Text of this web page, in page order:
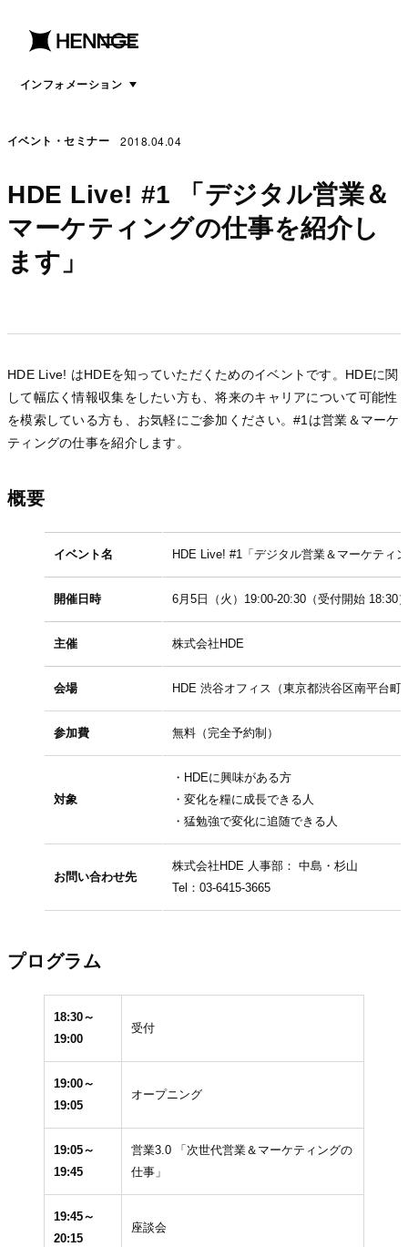
menu
open
インフォメーションmenu
イベント・セミナー 2018.04.04
HDE Live! #1 「デジタル営業＆
マーケティングの仕事を紹介し
ます」
HDE Live! はHDEを知っていただくためのイベントです。HDEに関
して幅広く情報収集をしたい方も、将来のキャリアについて可能性
を模索している方も、お気軽にご参加ください。#1は営業＆マーケ
ティングの仕事を紹介します。
概要
イベント名 HDE Live! #1「デジタル営業＆マーケティ
開催日時 6月5日（火）19:00-20:30（受付開始 18:30
主催 株式会社HDE
会場 HDE 渋谷オフィス（東京都渋谷区南平台町
参加費 無料（完全予約制）
対象
・HDEに興味がある方
・変化を糧に成長できる人
・猛勉強で変化に追随できる人
お問い合わせ先
株式会社HDE 人事部： 中島・杉山
Tel：03-6415-3665
プログラム
18:30～
19:00
受付
19:00～
19:05
オープニング
19:05～
19:45
営業3.0 「次世代営業＆マーケティングの
仕事」
19:45～
20:15
座談会